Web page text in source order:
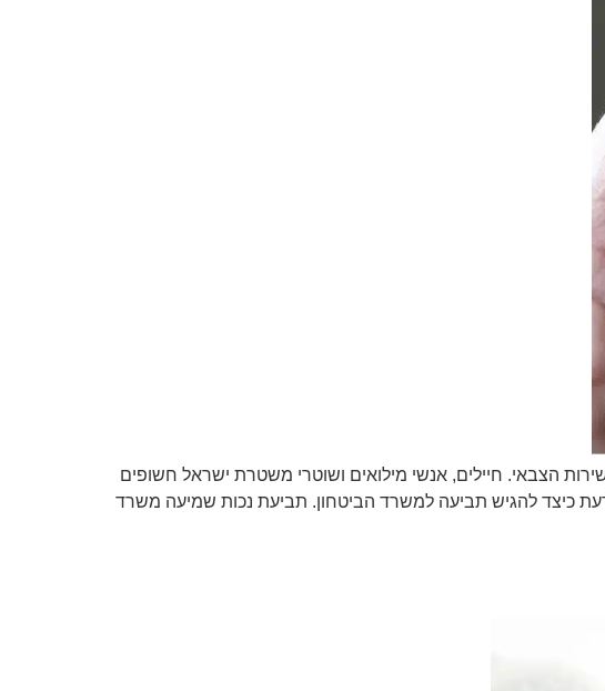
הצבאי. חיילים, אנשי מילואים ושוטרי משטרת ישראל חשופים
כיצד להגיש תביעה למשרד הביטחון. תביעת נכות שמיעה משרד